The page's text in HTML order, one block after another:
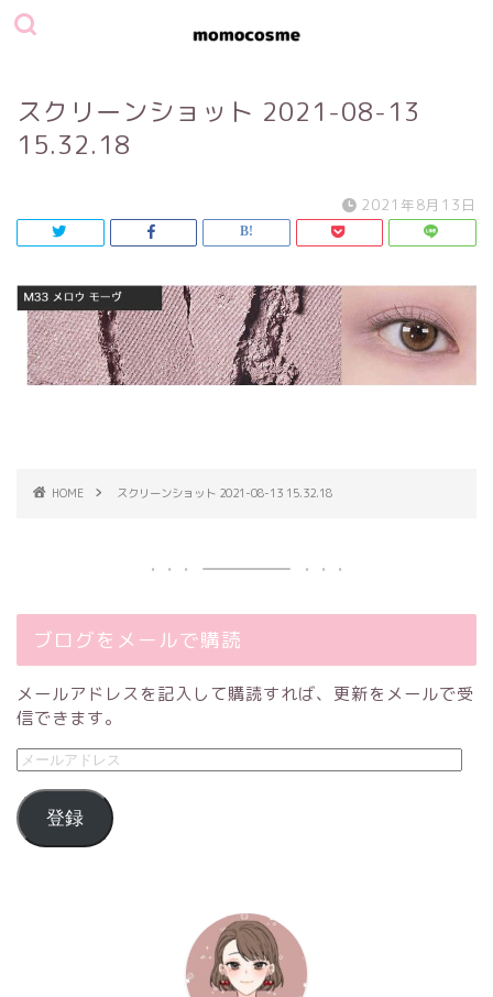
スクリーンショット 2021-08-13
15.32.18
2021年8月13日
HOME スクリーンショット 2021-08-13 15.32.18
ブログをメールで購読
メールアドレスを記入して購読すれば、更新をメールで受
信できます。
登録